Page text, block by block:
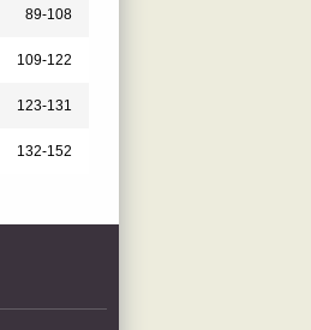
89-108
109-122
123-131
132-152